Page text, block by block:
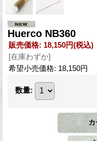
Huerco NB360
販売価格: 18,150円(税込)
[在庫わずか]
希望小売価格: 18,150円
数量: